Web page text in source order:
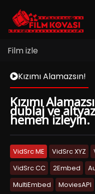
Film izle
Kızımı Alamazsın!
Kızımı
dublaj ve
hemen izleyin.
VidSrc ME VidSrc XYZ
VidSrc CC
2Embed
MultiEmbed
MoviesAPI